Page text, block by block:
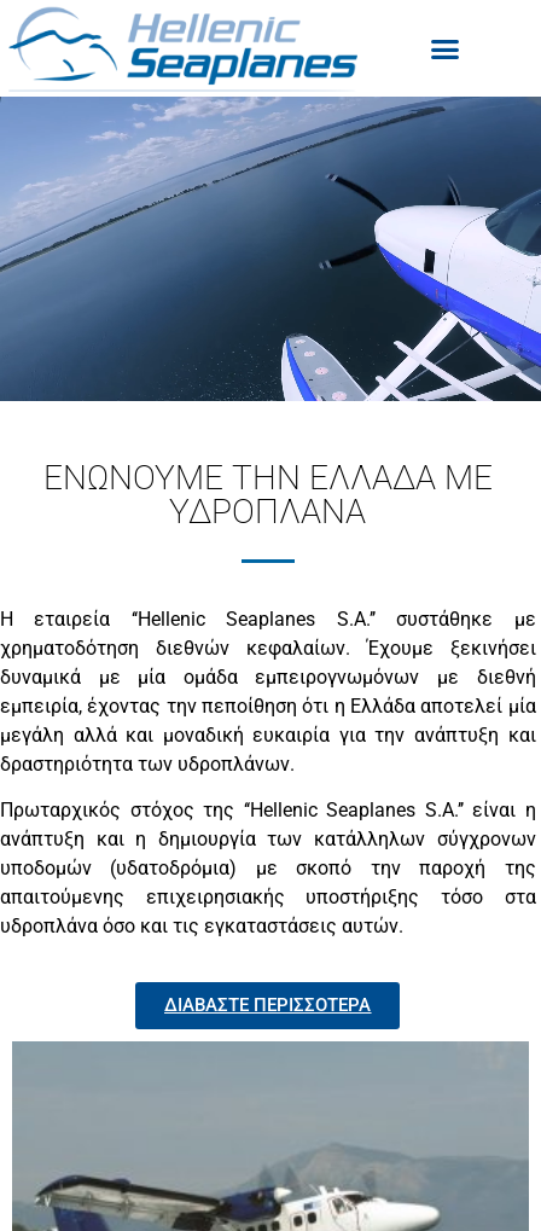
ΕΝΩΝΟΥΜΕ ΤΗΝ ΕΛΛΑΔΑ ΜΕ
ΥΔΡΟΠΛΑΝΑ
Η εταιρεία ‘‘Hellenic Seaplanes S.A.’’ συστάθηκε με
χρηματοδότηση διεθνών κεφαλαίων. Έχουμε ξεκινήσει
δυναμικά με μία ομάδα εμπειρογνωμόνων με διεθνή
εμπειρία, έχοντας την πεποίθηση ότι η Ελλάδα αποτελεί μία
μεγάλη αλλά και μοναδική ευκαιρία για την ανάπτυξη και
δραστηριότητα των υδροπλάνων.
Πρωταρχικός στόχος της ‘‘Hellenic Seaplanes S.A.’’ είναι η
ανάπτυξη και η δημιουργία των κατάλληλων σύγχρονων
υποδομών (υδατοδρόμια) με σκοπό την παροχή της
απαιτούμενης επιχειρησιακής υποστήριξης τόσο στα
υδροπλάνα όσο και τις εγκαταστάσεις αυτών.
ΔΙΑΒΆΣΤΕ ΠΕΡΙΣΣΌΤΕΡΑ